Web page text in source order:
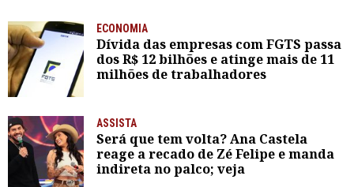
ECONOMIA
Dívida das empresas com FGTS passa
dos R$ 12 bilhões e atinge mais de 11
milhões de trabalhadores
ASSISTA
Será que tem volta? Ana Castela
reage a recado de Zé Felipe e manda
indireta no palco; veja